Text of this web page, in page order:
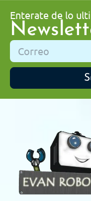
Enterate de lo